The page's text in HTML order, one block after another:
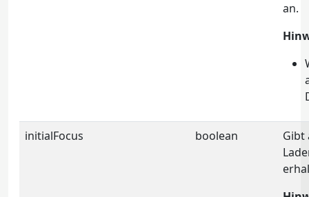
an.
initialFocus boolean
Gibt